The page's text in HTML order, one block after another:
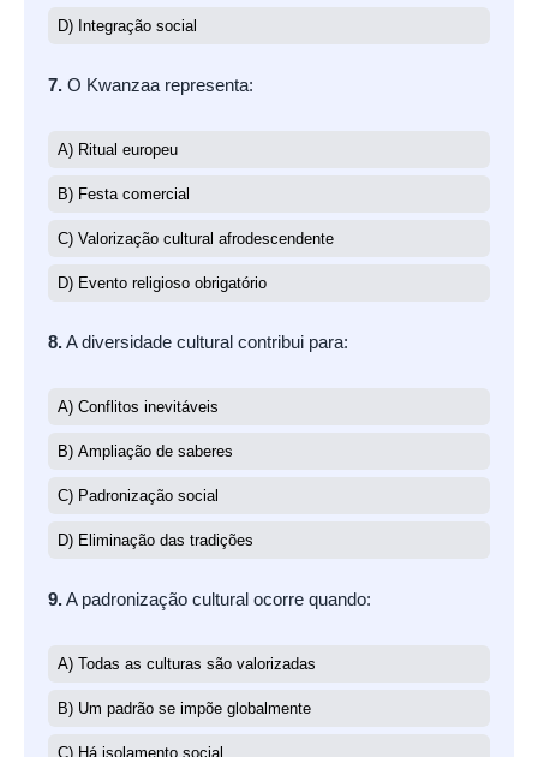
D) Integração social
7. O Kwanzaa representa:
A) Ritual europeu
B) Festa comercial
C) Valorização cultural afrodescendente
D) Evento religioso obrigatório
8.A diversidade cultural contribui para:
A) Conflitos inevitáveis
B) Ampliação de saberes
C) Padronização social
D) Eliminação das tradições
9.A padronização cultural ocorre quando:
A) Todas as culturas são valorizadas
B) Um padrão se impõe globalmente
C) Há isolamento social